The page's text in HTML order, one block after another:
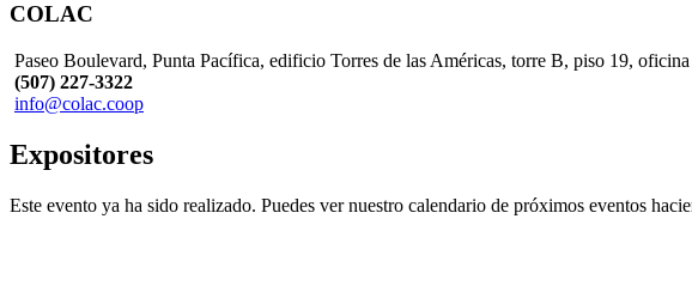
COLAC
Paseo Boulevard, Punta Pacífica, edificio Torres de las Américas, torre B, piso 19,
(507) 227-3322
info@colac.coop
Expositores
Este evento ya ha sido realizado. Puedes ver nuestro calendario de próximos eventos